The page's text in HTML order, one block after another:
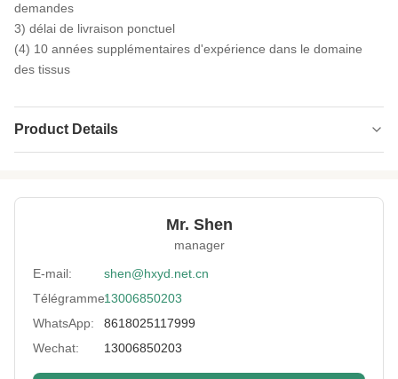
demandes
3) délai de livraison ponctuel
(4) 10 années supplémentaires d'expérience dans le domaine
des tissus
Product Details
Thickness: 2 mm +/- 0,3 mm
Noir/beige blanc
Material: Plaque en caoutchouc en tissu de néoprène
Size: 51'*130' ou 1,3m*3,3m
Width: 150 cm
Mr. Shen
manager
E-mail:
shen@hxyd.net.cn
Télégramme:13006850203
WhatsApp:
8618025117999
Wechat:
13006850203